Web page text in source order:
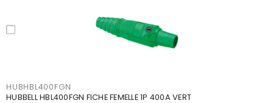
HUBHBL400FGN
HUBBELL HBL400FGN FICHE FEMELLE 1P 400A VERT